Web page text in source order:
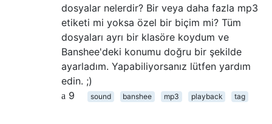
dosyalar nelerdir? Bir veya daha fazla mp3
etiketi mi yoksa özel bir biçim mi? Tüm
dosyaları ayrı bir klasöre koydum ve
Banshee'deki konumu doğru bir şekilde
ayarladım. Yapabiliyorsanız lütfen yardım
edin. ;)
9
sound banshee mp3 playback tag